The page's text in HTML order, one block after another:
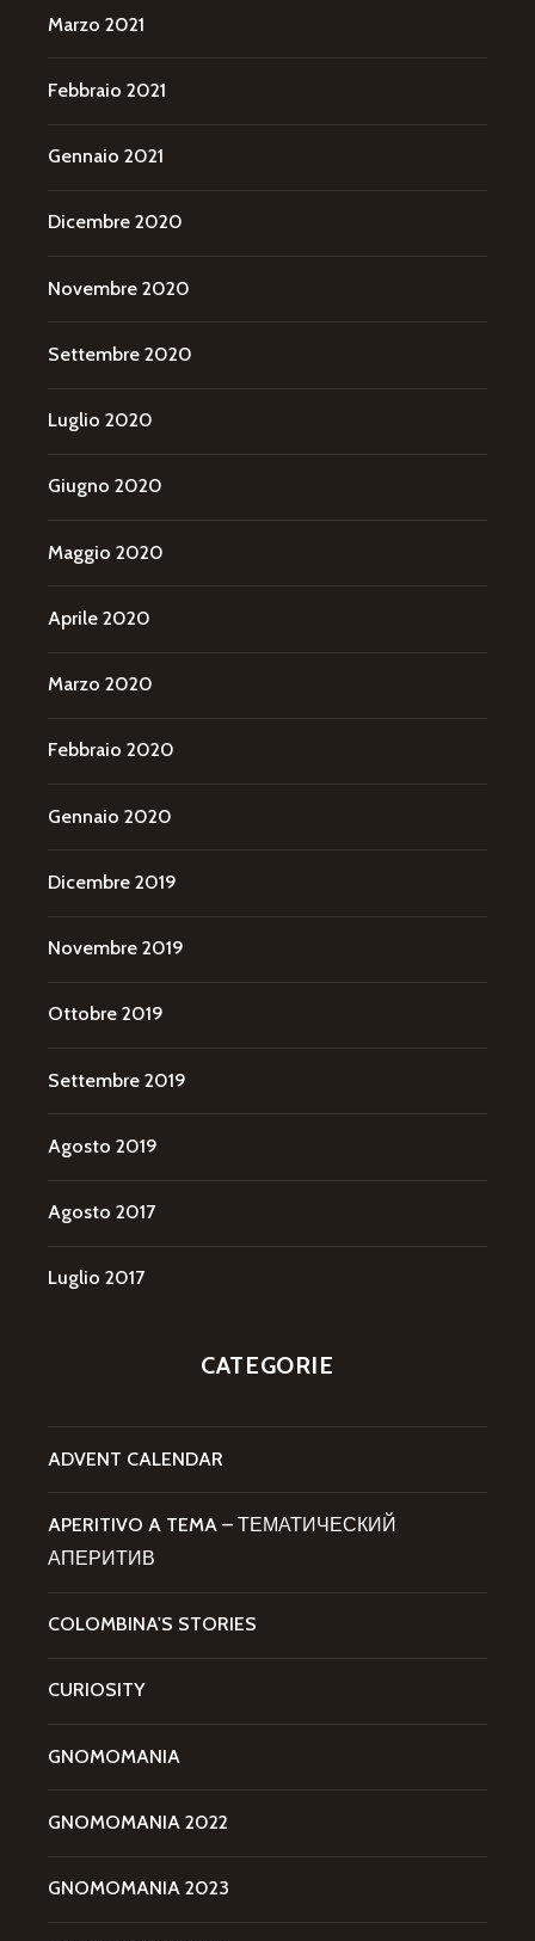
Marzo 2021
Febbraio 2021
Gennaio 2021
Dicembre 2020
Novembre 2020
Settembre 2020
Luglio 2020
Giugno 2020
Maggio 2020
Aprile 2020
Marzo 2020
Febbraio 2020
Gennaio 2020
Dicembre 2019
Novembre 2019
Ottobre 2019
Settembre 2019
Agosto 2019
Agosto 2017
Luglio 2017
CATEGORIE
ADVENT CALENDAR
APERITIVO A TEMA – ТЕМАТИЧЕСКИЙ
АПЕРИТИВ
COLOMBINA'S STORIES
CURIOSITY
GNOMOMANIA
GNOMOMANIA 2022
GNOMOMANIA 2023